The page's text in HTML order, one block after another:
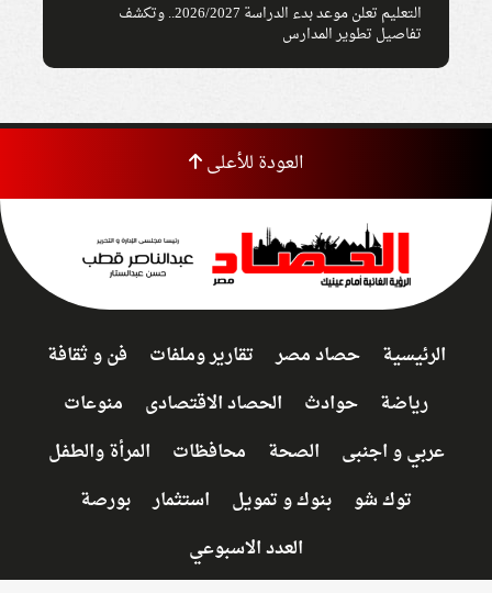
التعليم تعلن موعد بدء الدراسة 2026/2027.. وتكشف
تفاصيل تطوير المدارس
العودة للأعلى
الرئيسية حصاد مصر تقارير وملفات
فن و ثقافة
رياضة
حوادث الحصاد الاقتصادى
منوعات
عربي و اجنبى
الصحة محافظات
المرأة والطفل
توك شو
بنوك و تمويل استثمار
بورصة
العدد الاسبوعي